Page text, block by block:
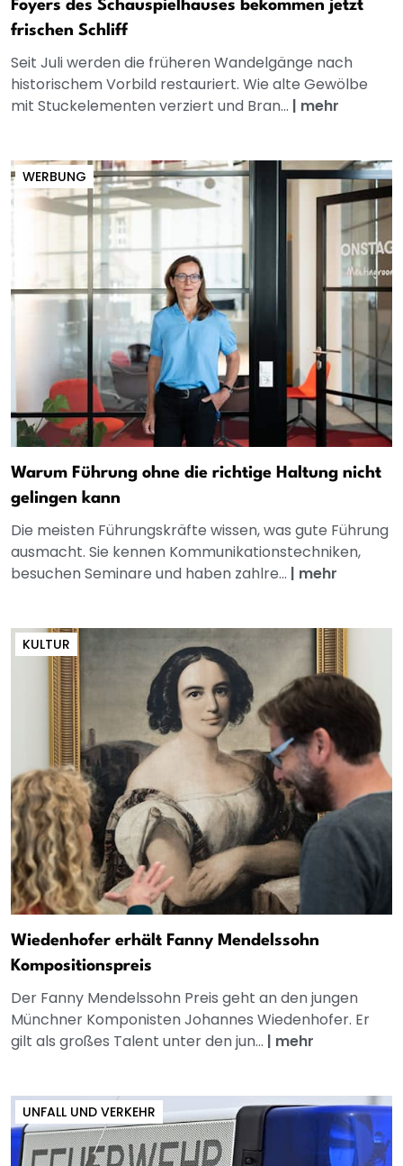
Foyers des Schauspielhauses bekommen jetzt
frischen Schliff
Seit Juli werden die früheren Wandelgänge nach
historischem Vorbild restauriert. Wie alte Gewölbe
mit Stuckelementen verziert und Bran... | mehr
WERBUNG
Warum Führung ohne die richtige Haltung nicht
gelingen kann
Die meisten Führungskräfte wissen, was gute Führung
ausmacht. Sie kennen Kommunikationstechniken,
besuchen Seminare und haben zahlre... | mehr
KULTUR
Wiedenhofer erhält Fanny Mendelssohn
Kompositionspreis
Der Fanny Mendelssohn Preis geht an den jungen
Münchner Komponisten Johannes Wiedenhofer. Er
gilt als großes Talent unter den jun... | mehr
UNFALL UND VERKEHR